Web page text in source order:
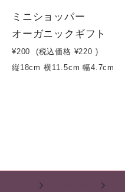
ミニショッパー
オーガニックギフト
¥200 (税込価格 ¥220 )
縦18cm 横11.5cm 幅4.7cm